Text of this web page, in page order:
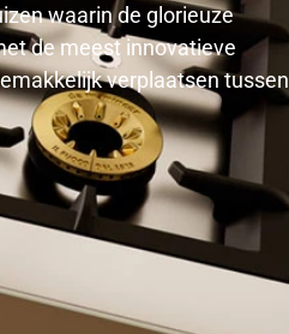
waarin de glorieuze
de meest innovatieve
verplaatsen tussen